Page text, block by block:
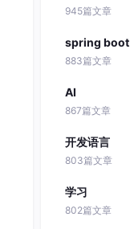
945篇文章
spring boot
883篇文章
AI
867篇文章
开发语言
803篇文章
学习
802篇文章